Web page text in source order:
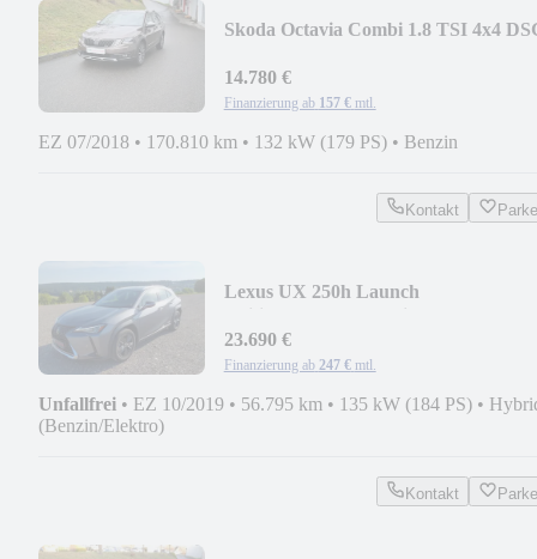
Skoda Octavia Combi 1.8 TSI 4x4
14.780 €
Finanzierung ab 157 € mtl.
EZ 07/2018 • 170.810 km • 132 kW (179 PS) • Benzin
Kontakt
Lexus UX 250h Launch
23.690 €
Finanzierung ab 247 € mtl.
Unfallfrei • EZ 10/2019 • 56.795 km • 135 kW (184 PS) •
(Benzin/Elektro)
Kontakt